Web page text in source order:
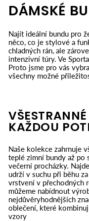
DÁMSKÉ
Najít ideální bundu pro
něco, co je stylové a
chladných rán, ale
intenzivní túry. Ve
Proto jsme pro vás
všechny možné
KAŽDOU
Naše kolekce zahrnuje
teplé zimní bundy až po
večerní procházky.
udrží v suchu při běhu
vrstvení v přechodných
můžeme nabídnout
nejdůvěryhodnějších
oblečení, které
vzory